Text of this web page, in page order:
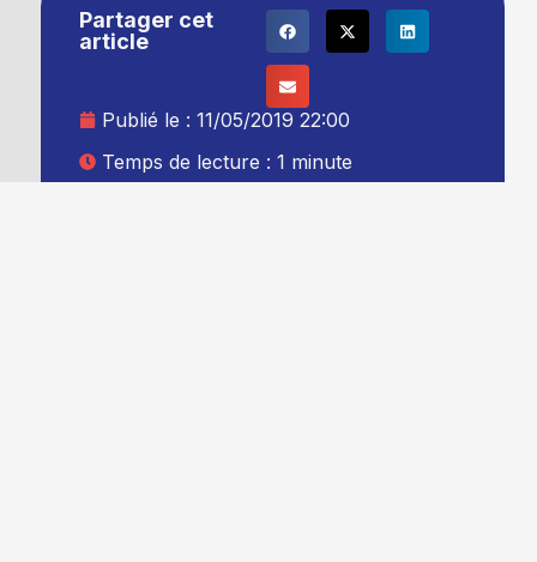
Partager cet
article
Publié le :11/05/2019 22:00
Temps de lecture : 1 minute